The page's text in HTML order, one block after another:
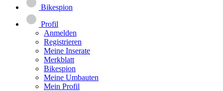
Bikespion
Profil
Anmelden
Registrieren
Meine Inserate
Merkblatt
Bikespion
Meine Umbauten
Mein Profil